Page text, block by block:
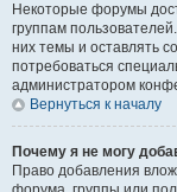
Некоторые форумы
группам
них темы и оставлять
потребоваться
администратором
Вернуться к началу
Почему я не могу
Право добавления